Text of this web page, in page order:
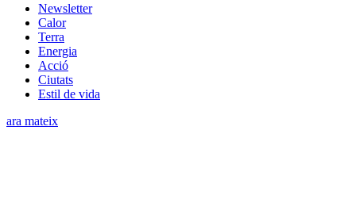
Newsletter
Calor
Terra
Energia
Acció
Ciutats
Estil de vida
ara mateix